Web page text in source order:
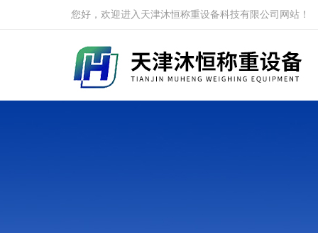
您好，欢迎进入天津沐恒称重设备科技有限公司网站！